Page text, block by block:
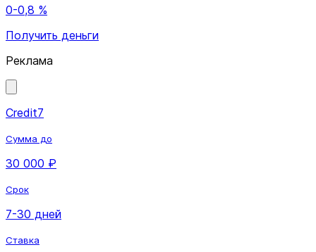
0-0,8 %
Получить деньги
Реклама
Credit7
Сумма до
30 000 ₽
Срок
7-30 дней
Ставка